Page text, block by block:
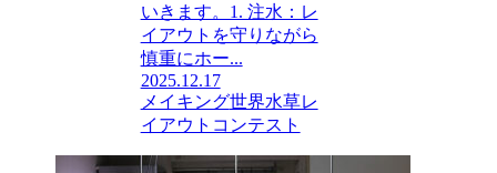
いきます。1. 注水：レ
イアウトを守りながら
慎重にホー...
2025.12.17
メイキング世界水草レ
イアウトコンテスト